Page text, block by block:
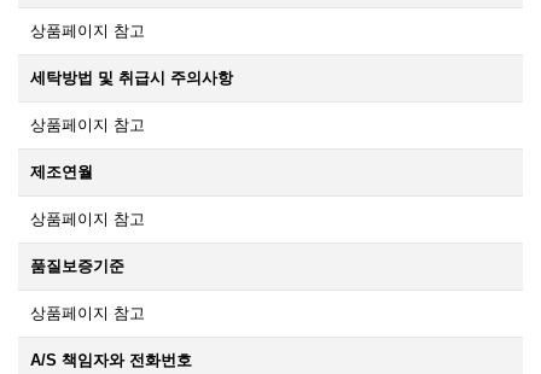
상품페이지 참고
세탁방법 및 취급시 주의사항
상품페이지 참고
제조연월
상품페이지 참고
품질보증기준
상품페이지 참고
A/S 책임자와 전화번호